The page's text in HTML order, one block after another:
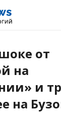
от
на
и
на